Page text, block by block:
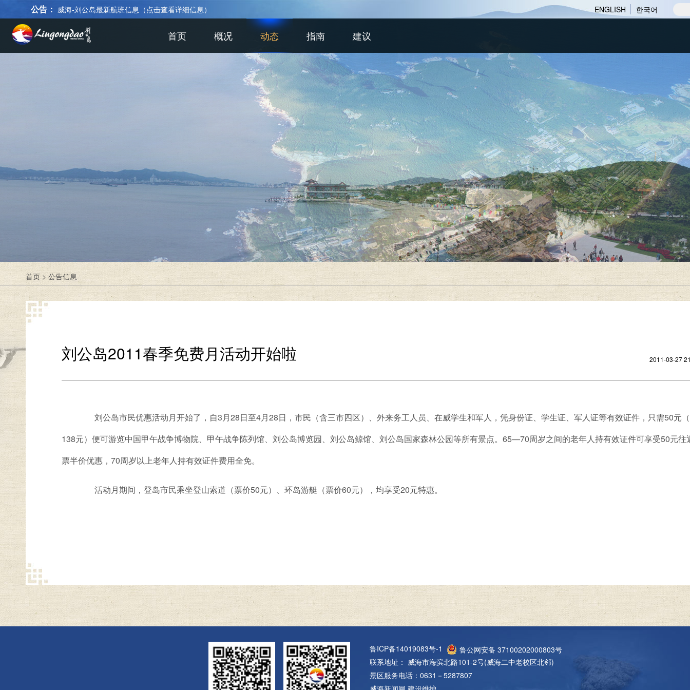
公告： 威海-刘公岛最新航班信息（点击查看详细信息） ENGLISH 한국어
首页 概况 动态 指南 建议
首页> 公告信息
刘公岛2011春季免费月活动开始啦 2011-03-27
刘公岛市民优惠活动月开始了，自3月28日至4月28日，市民（含三市四区）、外来务工人员、在威学生和军人，凭身份证、学生证、军人证等有效证件，只需50元
138元）便可游览中国甲午战争博物院、甲午战争陈列馆、刘公岛博览园、刘公岛鲸馆、刘公岛国家森林公园等所有景点。65—70周岁之间的老年人持有效证件可享受50元往
票半价优惠，70周岁以上老年人持有效证件费用全免。
活动月期间，登岛市民乘坐登山索道（票价50元）、环岛游艇（票价60元），均享受20元特惠。
鲁ICP备14019083号-1
鲁公网安备 37100202000803号
联系地址： 威海市海滨北路101-2号(威海二中老校区北邻)
景区服务电话：0631－5287807